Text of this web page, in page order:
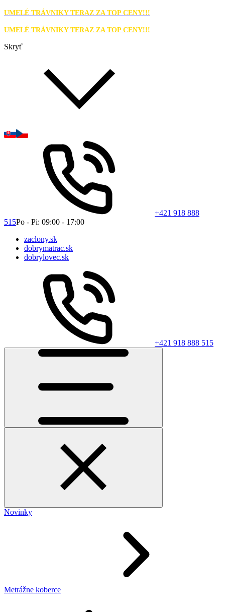
UMELÉ TRÁVNIKY TERAZ ZA TOP CENY!!!
UMELÉ TRÁVNIKY TERAZ ZA TOP CENY!!!
Skryť
+421 918 888
515Po - Pi: 09:00 - 17:00
zaclony.sk
dobrymatrac.sk
dobrylovec.sk
+421 918 888 515
Novinky
Metrážne koberce